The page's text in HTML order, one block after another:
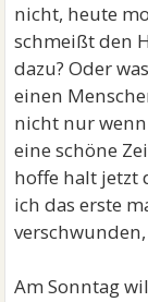
nicht, heute
schmeißt den
dazu? Oder
einen
nicht nur
eine schöne
hoffe halt jetzt
ich das erste
Am Sonntag